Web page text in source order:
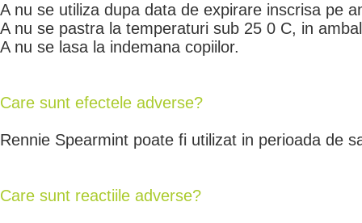
A nu se utiliza dupa data de expirare inscrisa pe
A nu se pastra la temperaturi sub 25 0 C, in
A nu se lasa la indemana copiilor.
Care sunt efectele adverse?
Rennie Spearmint poate fi utilizat in perioada de
Care sunt reactiile adverse?